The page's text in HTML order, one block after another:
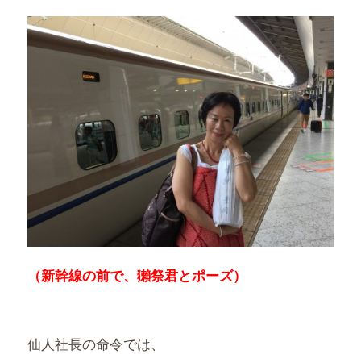
（新幹線の前で、獺祭君とポーズ）
仙人社長の命令では、